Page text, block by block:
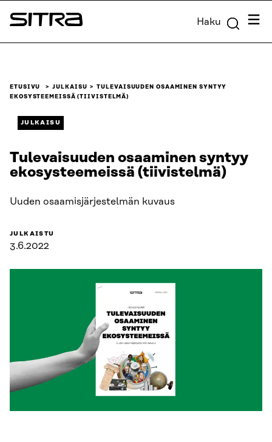
Siirry
suoraan
Sitra Haku
ETUSIVU JULKAISU
TULEVAISUUDEN OSAAMINEN SYNTYY
EKOSYSTEEMEISSÄ (TIIVISTELMÄ)
JULKAISU
Tulevaisuuden osaaminen syntyy
ekosysteemeissä (tiivistelmä)
Uuden osaamisjärjestelmän kuvaus
JULKAISTU
3.6.2022